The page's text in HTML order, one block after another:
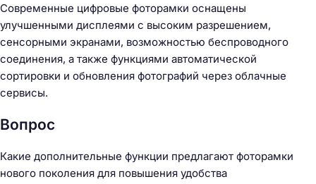
Современные цифровые фоторамки оснащены
улучшенными дисплеями с высоким разрешением,
сенсорными экранами, возможностью беспроводного
соединения, а также функциями автоматической
сортировки и обновления фотографий через облачные
сервисы.
Вопрос
Какие дополнительные функции предлагают фоторамки
нового поколения для повышения удобства